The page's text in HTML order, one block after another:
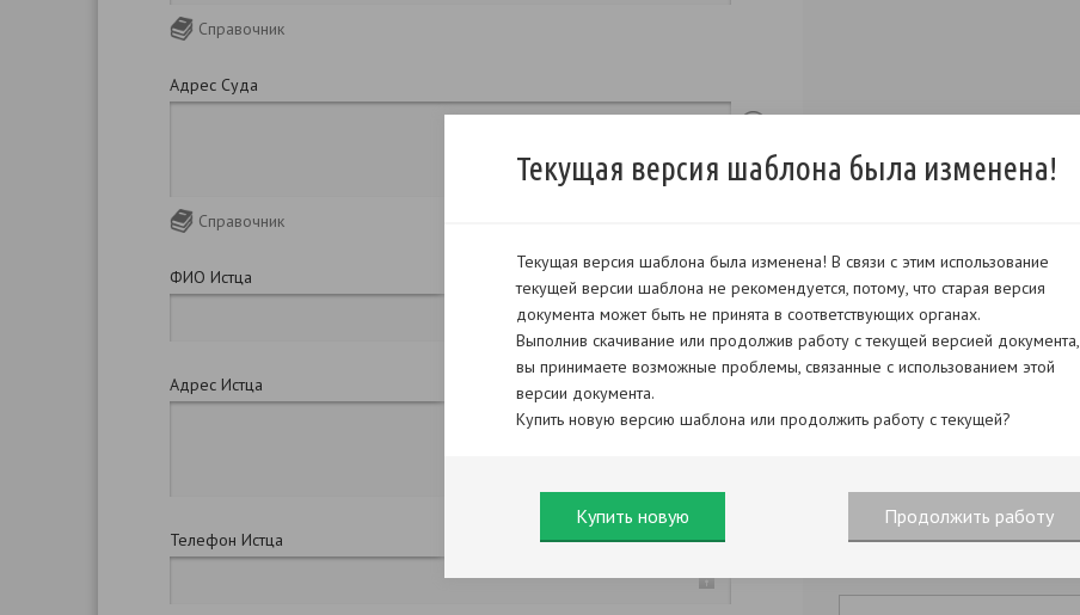
Текущая версия шаблона была изменена!
Текущая версия шаблона была изменена! В связи с этим использование
текущей версии шаблона не рекомендуется, потому, что старая версия
документа может быть не принята в соответствующих органах.
Выполнив скачивание или продолжив работу с текущей версией документа,
вы принимаете возможные проблемы, связанные с использованием этой
версии документа.
Купить новую версию шаблона или продолжить работу с текущей?
Продолжить работу
Купить новую
Справочник
Адрес Суда
Справочник
ФИО Истца
Адрес Истца
Телефон Истца